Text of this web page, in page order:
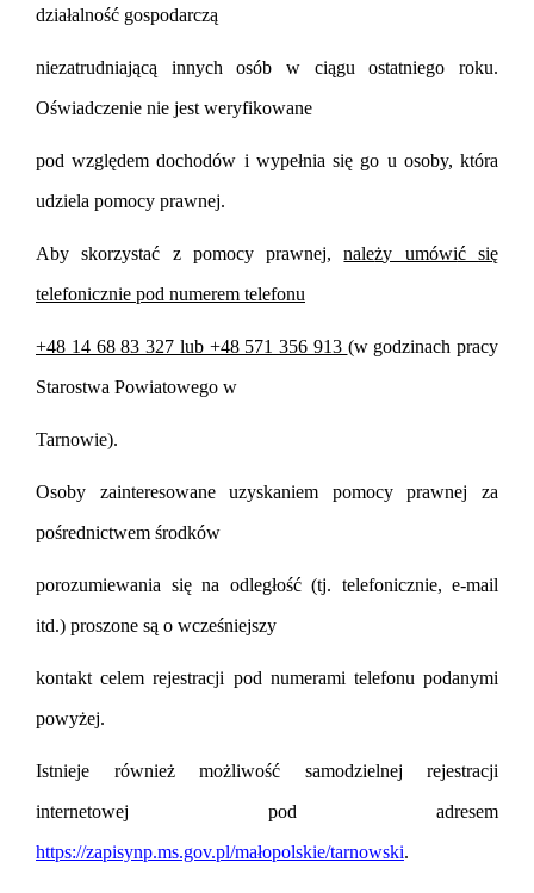
działalność gospodarczą
niezatrudniającą innych osób w ciągu ostatniego roku.
Oświadczenie nie jest weryfikowane
pod względem dochodów i wypełnia się go u osoby, która
udziela pomocy prawnej.
Aby skorzystać z pomocy prawnej,należy umówićsię
telefonicznie pod numerem telefonu
+48 14 68 83 327 lub +48 571 356 913 (w godzinach pracy
Starostwa Powiatowego w
Tarnowie).
Osoby zainteresowane uzyskaniem pomocy prawnej za
pośrednictwem środków
porozumiewania się na odległość (tj. telefonicznie, e-mail
itd.) proszone są o wcześniejszy
kontakt celem rejestracji pod numerami telefonu podanymi
powyżej.
Istnieje również możliwość samodzielnej rejestracji
internetowej pod adresem
https://zapisynp.ms.gov.pl/małopolskie/tarnowski.